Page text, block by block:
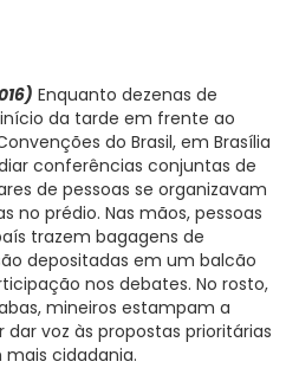
Enquanto dezenas de
da tarde em frente ao
do Brasil, em Brasília
conferências conjuntas de
de pessoas se organizavam
no prédio. Nas mãos, pessoas
trazem bagagens de
depositadas em um balcão
nos debates. No rosto,
mineiros estampam a
voz às propostas prioritárias
cidadania.